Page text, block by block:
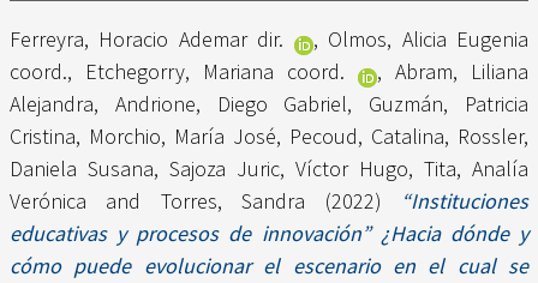
Ferreyra, Horacio Ademar dir. , Olmos, Alicia Eugenia
coord., Etchegorry, Mariana coord. , Abram, Liliana
Alejandra, Andrione, Diego Gabriel, Guzmán, Patricia
Cristina, Morchio, María José, Pecoud, Catalina, Rossler,
Daniela Susana, Sajoza Juric, Víctor Hugo, Tita, Analía
Verónica and Torres, Sandra (2022)
“Instituciones
educativas y procesos de innovación” ¿Hacia dónde y
cómo puede evolucionar el escenario en el cual se